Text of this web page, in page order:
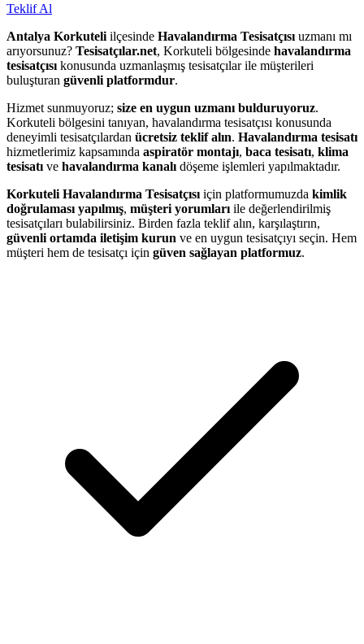
Teklif Al
Antalya Korkuteli ilçesinde Havalandırma Tesisatçısı uzmanı mı
arıyorsunuz? Tesisatçılar.net, Korkuteli bölgesinde havalandırma
tesisatçısı konusunda uzmanlaşmış tesisatçılar ile müşterileri
buluşturan güvenli platformdur.
Hizmet sunmuyoruz; size en uygun uzmanı bulduruyoruz.
Korkuteli bölgesini tanıyan, havalandırma tesisatçısı konusunda
deneyimli tesisatçılardan ücretsiz teklif alın. Havalandırma tesisatı
hizmetlerimiz kapsamında aspiratör montajı, baca tesisatı, klima
tesisatı ve havalandırma kanalı döşeme işlemleri yapılmaktadır.
Korkuteli Havalandırma Tesisatçısı için platformumuzda kimlik
doğrulaması yapılmış, müşteri yorumları ile değerlendirilmiş
tesisatçıları bulabilirsiniz. Birden fazla teklif alın, karşılaştırın,
güvenli ortamda iletişim kurun ve en uygun tesisatçıyı seçin. Hem
müşteri hem de tesisatçı için güven sağlayan platformuz.